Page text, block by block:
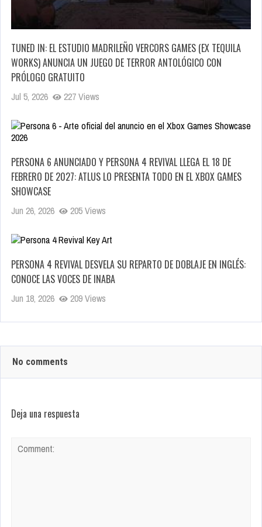
TUNED IN: EL ESTUDIO MADRILEÑO VERCORS GAMES (EX TEQUILA
WORKS) ANUNCIA UN JUEGO DE TERROR ANTOLÓGICO CON
PRÓLOGO GRATUITO
Jul 5, 2026 227 Views
PERSONA 6 ANUNCIADO Y PERSONA 4 REVIVAL LLEGA EL 18 DE
FEBRERO DE 2027: ATLUS LO PRESENTA TODO EN EL XBOX GAMES
SHOWCASE
Jun 26, 2026 205 Views
PERSONA 4 REVIVAL DESVELA SU REPARTO DE DOBLAJE EN INGLÉS:
CONOCE LAS VOCES DE INABA
Jun 18, 2026 209 Views
No comments
Deja una respuesta